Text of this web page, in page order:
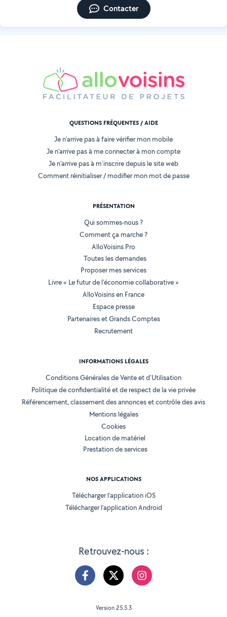
Contacter
Retrouvez-nous :
QUESTIONS FRÉQUENTES / AIDE
Je n'arrive pas à faire vérifier mon mobile
Je n'arrive pas à me connecter à mon compte
Je n'arrive pas à m'inscrire depuis le site web
Comment réinitialiser / modifier mon mot de passe
PRÉSENTATION
Qui sommes-nous ?
Comment ça marche ?
AlloVoisins Pro
Toutes les demandes
Proposer mes services
Livre « Le futur de l'économie collaborative »
AlloVoisins en France
Espace presse
Partenaires et Grands Comptes
Recrutement
INFORMATIONS LÉGALES
Conditions Générales de Vente et d'Utilisation
Politique de confidentialité et de respect de la vie privée
Référencement, classement des annonces et contrôle des avis
Mentions légales
Cookies
Location de matériel
Prestation de services
NOS APPLICATIONS
Télécharger l’application iOS
Télécharger l’application Android
Version 25.5.3